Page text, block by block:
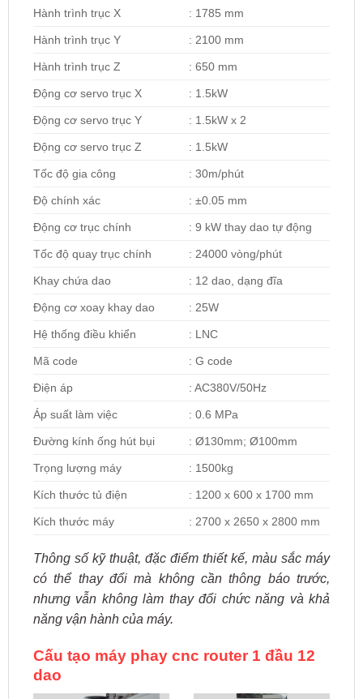
Hành trình trục X : 1785 mm
Hành trình trục Y : 2100 mm
Hành trình trục Z : 650 mm
Động cơ servo trục X : 1.5kW
Động cơ servo trục Y : 1.5kW x 2
Động cơ servo trục Z : 1.5kW
Tốc độ gia công : 30m/phút
Độ chính xác : ±0.05 mm
Động cơ trục chính : 9 kW thay dao tự động
Tốc độ quay trục chính : 24000 vòng/phút
Khay chứa dao : 12 dao, dạng đĩa
Động cơ xoay khay dao : 25W
Hệ thống điều khiển : LNC
Mã code : G code
Điện áp : AC380V/50Hz
Áp suất làm việc : 0.6 MPa
Đường kính ống hút bụi : Ø130mm; Ø100mm
Trọng lượng máy : 1500kg
Kích thước tủ điện : 1200 x 600 x 1700 mm
Kích thước máy : 2700 x 2650 x 2800 mm
Thông số kỹ thuật, đặc điểm thiết kế, màu sắc máy
có thể thay đổi mà không cần thông báo trước,
nhưng vẫn không làm thay đổi chức năng và khả
năng vận hành của máy.
Cấu tạo máy phay cnc router 1 đầu 12
dao